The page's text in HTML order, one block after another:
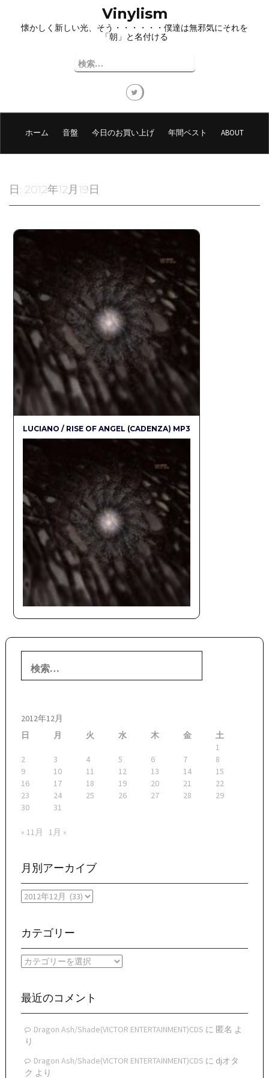
プ
Vinylism
懐かしく新しい光、そう・・・・・・僕達は無邪気にそれを
「朝」と名付ける
検
索:
ホーム 音盤 今日のお買い上げ 年間ベスト ABOUT
日: 2012年12月19日
LUCIANO / RISE OF ANGEL (CADENZA) MP3
索:
2012年12月
日
月 火 水 木 金
土
1
2
3 4 5 6 7
8
9
10 11 12 13 14
15
16
17 18 19 20 21
22
23
24 25 26 27 28
29
30
31
« 11月 1月 »
月別アーカイブ
月
ー
イ
ブ
カテゴリー
カ
リ
最近のコメント
Dragon Ash/Shade(VICTOR ENTERTAINMENT)CDS に 匿名 よ
り
Dragon Ash/Shade(VICTOR ENTERTAINMENT)CDS に djオタ
ク より